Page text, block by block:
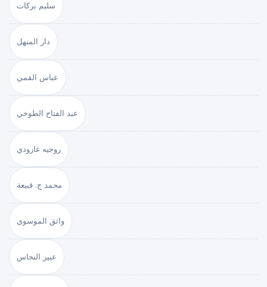
سليم بركات
دار المنهل
عباس القمي
عبد الفتاح الطوخي
روجيه غارودي
محمد ج. قبيعة
واثق الموسوي
عبير النحاس